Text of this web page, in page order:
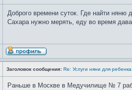
Доброго времени суток. Где найти няню
Сахара нужно мерять, еду во время
Заголовок сообщения: Re: Услуги няни для
Раньше в Москве в Медучилище № 7